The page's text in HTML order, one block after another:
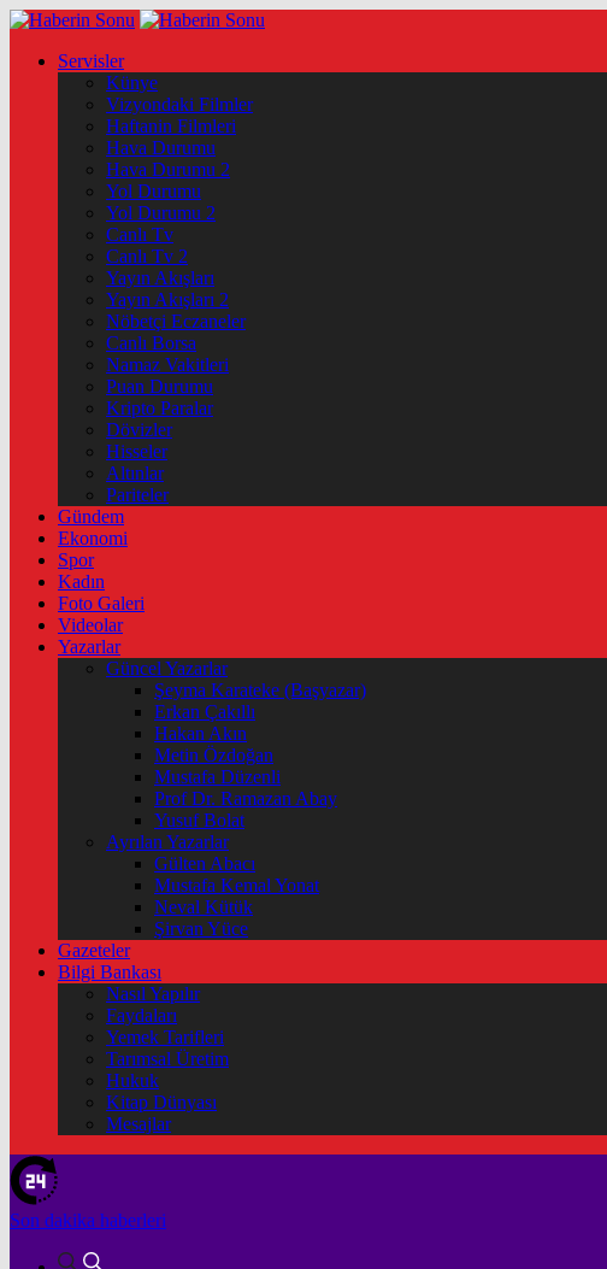
Servisler
Künye
Vizyondaki Filmler
Haftanin Filmleri
Hava Durumu
Hava Durumu 2
Yol Durumu
Yol Durumu 2
Canlı Tv
Canlı Tv 2
Yayın Akışları
Yayın Akışları 2
Nöbetçi Eczaneler
Canlı Borsa
Namaz Vakitleri
Puan Durumu
Kripto Paralar
Dövizler
Hisseler
Altınlar
Pariteler
Gündem
Ekonomi
Spor
Kadın
Foto Galeri
Videolar
Yazarlar
Güncel Yazarlar
Şeyma Karateke (Başyazar)
Erkan Çakıllı
Hakan Akın
Metin Özdoğan
Mustafa Düzenli
Prof Dr. Ramazan Abay
Yusuf Bolat
Ayrılan Yazarlar
Gülten Abacı
Mustafa Kemal Yonat
Neval Kütük
Şirvan Yüce
Gazeteler
Bilgi Bankası
Nasıl Yapılır
Faydaları
Yemek Tarifleri
Tarımsal Üretim
Hukuk
Kitap Dünyası
Mesajlar
Son dakika haberleri